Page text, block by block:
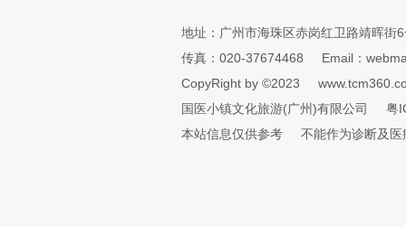
地址：广州市海珠区赤岗红卫路靖晖街
传真：020-37674468
Email：
CopyRight by ©2023
国医小镇文化旅游(广州)有限公司
粤
本站信息仅供参考
不能作为诊断及医